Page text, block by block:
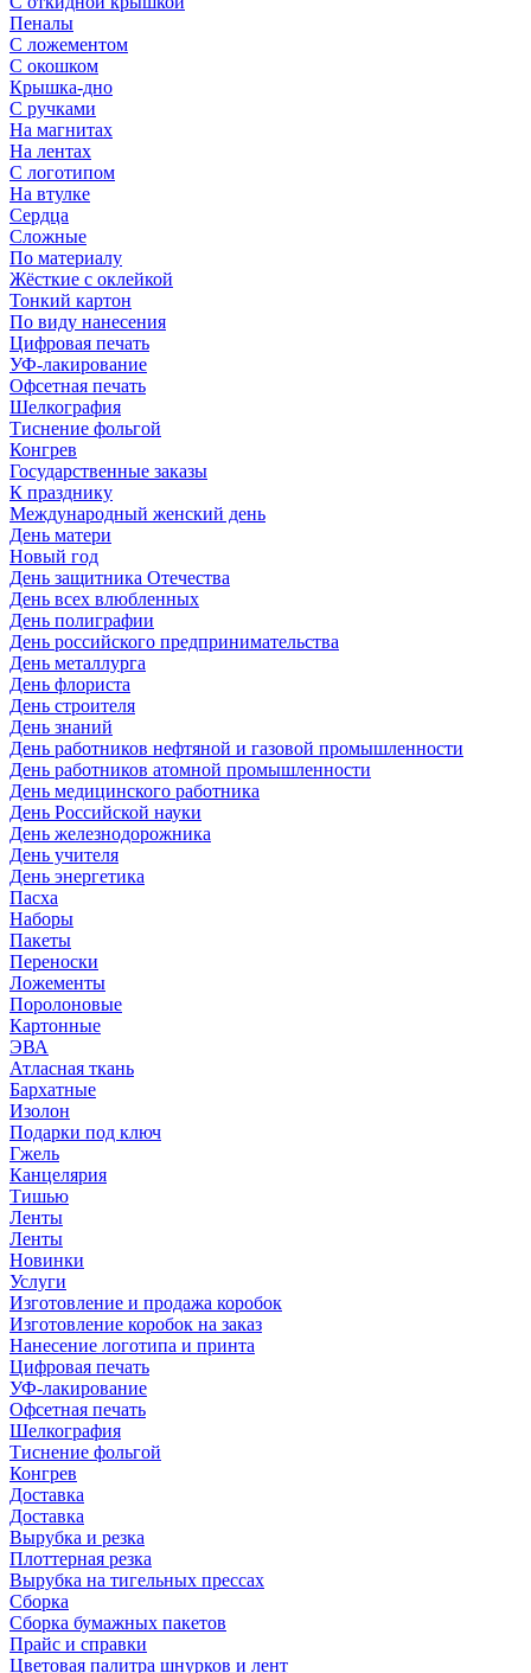
Пеналы
С ложементом
С окошком
Крышка-дно
С ручками
На магнитах
На лентах
С логотипом
На втулке
Сердца
Сложные
По материалу
Жёсткие с оклейкой
Тонкий картон
По виду нанесения
Цифровая печать
УФ-лакирование
Офсетная печать
Шелкография
Тиснение фольгой
Конгрев
Государственные заказы
К празднику
Международный женский день
День матери
Новый год
День защитника Отечества
День всех влюбленных
День полиграфии
День российского предпринимательства
День металлурга
День флориста
День строителя
День знаний
День работников нефтяной и газовой промышленности
День работников атомной промышленности
День медицинского работника
День Российской науки
День железнодорожника
День учителя
День энергетика
Пасха
Наборы
Пакеты
Переноски
Ложементы
Поролоновые
Картонные
ЭВА
Атласная ткань
Бархатные
Изолон
Подарки под ключ
Гжель
Канцелярия
Тишью
Ленты
Ленты
Новинки
Услуги
Изготовление и продажа коробок
Изготовление коробок на заказ
Нанесение логотипа и принта
Цифровая печать
УФ-лакирование
Офсетная печать
Шелкография
Тиснение фольгой
Конгрев
Доставка
Доставка
Вырубка и резка
Плоттерная резка
Вырубка на тигельных прессах
Сборка
Сборка бумажных пакетов
Прайс и справки
Цветовая палитра шнурков и лент